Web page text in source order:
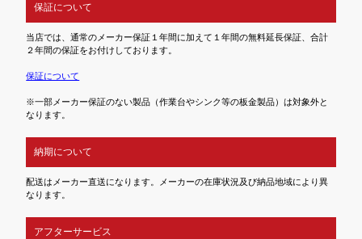
保証について
当店では、通常のメーカー保証１年間に加えて１年間の無料延長保証、合計
２年間の保証をお付けしております。
保証について
※一部メーカー保証のない製品（作業台やシンク等の板金製品）は対象外と
なります。
納期について
配送はメーカー直送になります。メーカーの在庫状況及び納品地域により異
なります。
アフターサービス